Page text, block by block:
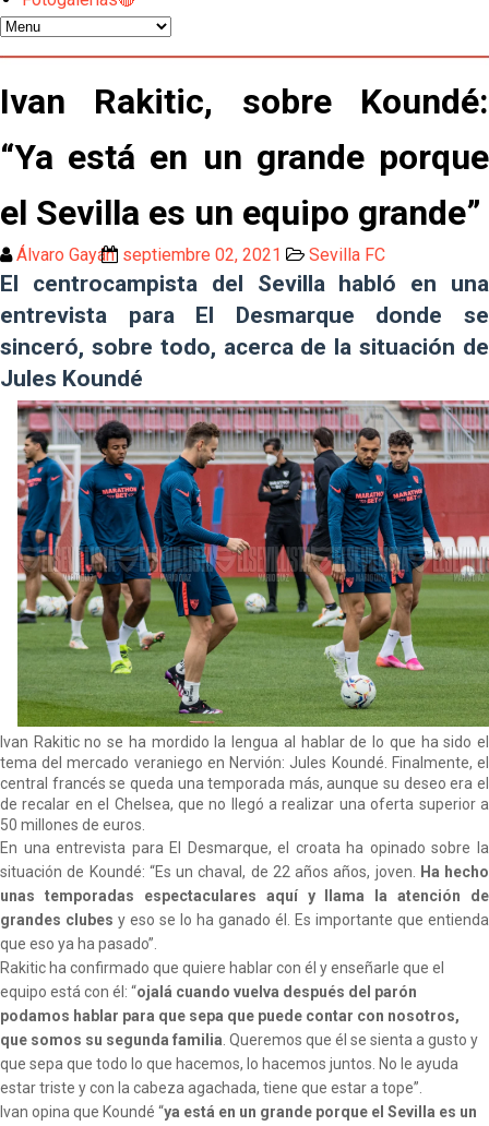
familia y se refleje en el campo"
El Sevilla oficializa el traspaso de Sow
Miguel Sierra: La temporada pasada se vio
reflejado que podemos tirar para delante y
trabajamos con ilusión
mercado
OFICIAL | Juanlu se marcha al Bournemouth
Los posibles herederos del número 16 tras la
marcha de Juanlu
Alberto Flores, muy cerca de convertirse en nuevo
jugador del Granada CF
El Granada negocia con el Sevilla FC por Alberto
Flores
El Sevilla continúa con despidos y rechaza una
oferta de 420 millones por el club
El Sevilla FC cierra el fichaje de Robbie Ure
Crónica Pretemporada | Real Madrid 2-4 Sevilla FC
Femenino
La revolución de José Ignacio Navarro en el Sevilla
FC
Ivan Rakitic, sobre Koundé:
“Ya está en un grande porque
el Sevilla es un equipo grande”
Álvaro Gayán septiembre 02, 2021 Sevilla FC
El centrocampista del Sevilla habló en una
entrevista para El Desmarque donde se
sinceró, sobre todo, acerca de la situación de
Jules Koundé
Ivan Rakitic no se ha mordido la lengua al hablar de lo que ha sido el
tema del mercado veraniego en Nervión: Jules Koundé. Finalmente, el
central francés se queda una temporada más, aunque su deseo era el
de recalar en el Chelsea, que no llegó a realizar una oferta superior a
50 millones de euros.
En una entrevista para El Desmarque, el croata ha opinado sobre la
situación de Koundé: “Es un chaval, de 22 años años, joven.
Ha hecho
unas temporadas espectaculares aquí y llama la atención de
grandes clubes y eso se lo ha ganado él. Es importante que entienda
que eso ya ha pasado”.
Rakitic ha confirmado que quiere hablar con él y enseñarle que el
equipo está con él: “ojalá cuando vuelva después del parón
podamos hablar para que sepa que puede contar con nosotros,
que somos su segunda familia . Queremos que él se sienta a gusto y
que sepa que todo lo que hacemos, lo hacemos juntos. No le ayuda
estar triste y con la cabeza agachada, tiene que estar a tope”.
Ivan opina que Koundé “ya está en un grande porque el Sevilla es un